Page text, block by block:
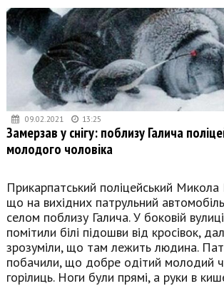
09.02.2021 13:25
Замерзав у снігу: поблизу Галича
молодого чоловіка
Прикарпатський поліцейський Микола
що на вихідних патрульний
селом поблизу Галича. У боковій
помітили білі підошви від кросівок,
зрозуміли, що там лежить людина.
побачили, що добре одітий молодий
горілиць. Ноги були прямі, а руки в